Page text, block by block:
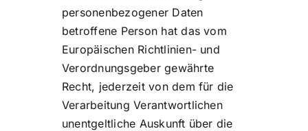
personenbezogener Daten
betroffene Person hat das vom
Europäischen Richtlinien- und
Verordnungsgeber gewährte
Recht, jederzeit von dem für die
Verarbeitung Verantwortlichen
unentgeltliche Auskunft über die